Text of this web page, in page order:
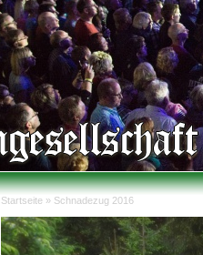
Sie sind hier
Startseite » Schnadezug 2016